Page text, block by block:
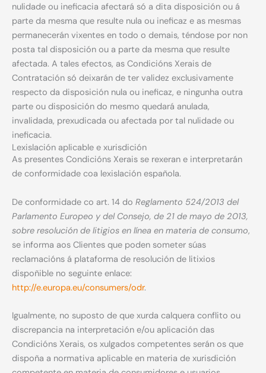
nulidade ou ineficacia afectará só a dita disposición ou á
parte da mesma que resulte nula ou ineficaz e as mesmas
permanecerán vixentes en todo o demais, téndose por non
posta tal disposición ou a parte da mesma que resulte
afectada. A tales efectos, as Condicións Xerais de
Contratación só deixarán de ter validez exclusivamente
respecto da disposición nula ou ineficaz, e ningunha outra
parte ou disposición do mesmo quedará anulada,
invalidada, prexudicada ou afectada por tal nulidade ou
ineficacia.
Lexislación aplicable e xurisdición
As presentes Condicións Xerais se rexeran e interpretarán
de conformidade coa lexislación española.
De conformidade co art. 14 do Reglamento 524/2013 del
Parlamento Europeo y del Consejo, de 21 de mayo de 2013,
sobre resolución de litigios en línea en materia de consumo,
se informa aos Clientes que poden someter súas
reclamacións á plataforma de resolución de litixios
dispoñible no seguinte enlace:
http://e.europa.eu/consumers/odr.
Igualmente, no suposto de que xurda calquera conflito ou
discrepancia na interpretación e/ou aplicación das
Condicións Xerais, os xulgados competentes serán os que
dispoña a normativa aplicable en materia de xurisdición